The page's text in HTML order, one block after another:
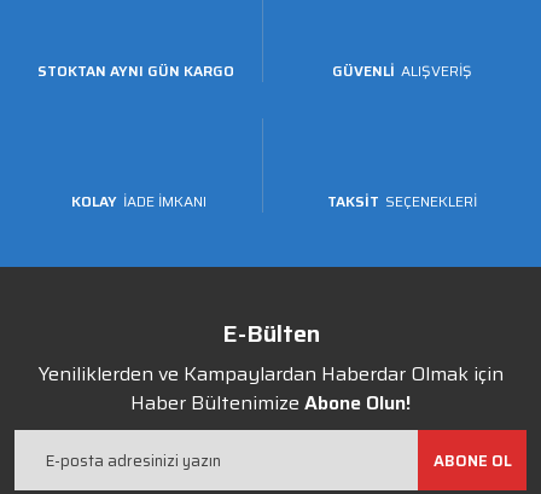
STOKTAN AYNI GÜN KARGO GÜVENLİ ALIŞVERİŞ
KOLAY İADE İMKANI TAKSİT SEÇENEKLERİ
E-Bülten
Yeniliklerden ve Kampaylardan Haberdar Olmak için
Haber Bültenimize Abone Olun!
ABONE OL